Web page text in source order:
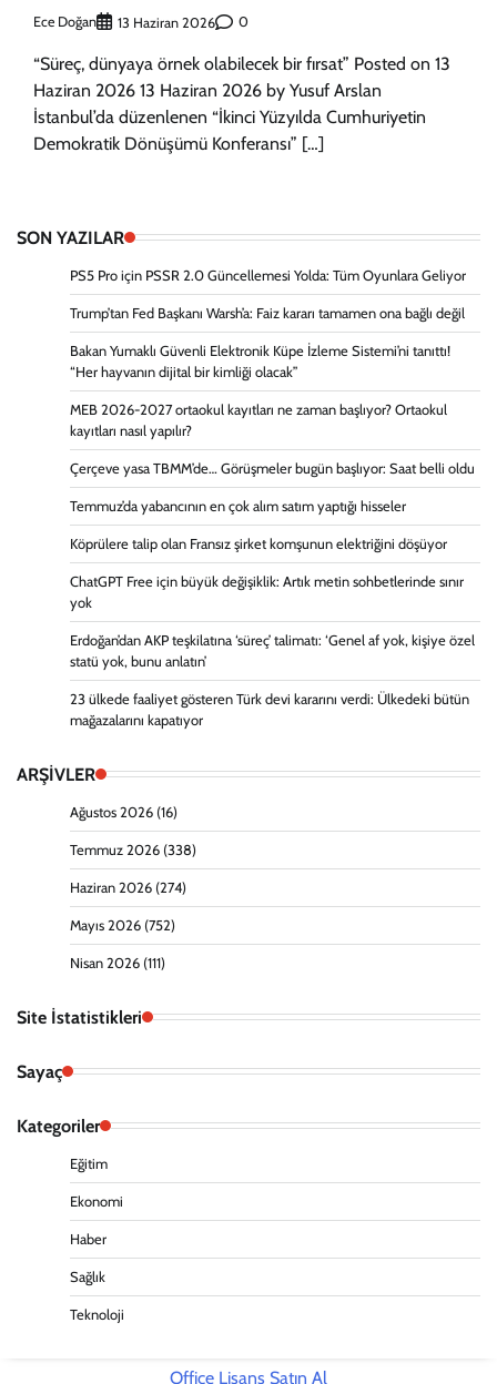
Ece Doğan 13 Haziran 2026 0
“Süreç, dünyaya örnek olabilecek bir fırsat” Posted on 13
Haziran 2026 13 Haziran 2026 by Yusuf Arslan
İstanbul’da düzenlenen “İkinci Yüzyılda Cumhuriyetin
Demokratik Dönüşümü Konferansı” […]
SON YAZILAR
PS5 Pro için PSSR 2.0 Güncellemesi Yolda: Tüm Oyunlara Geliyor
Trump’tan Fed Başkanı Warsh’a: Faiz kararı tamamen ona bağlı değil
Bakan Yumaklı Güvenli Elektronik Küpe İzleme Sistemi’ni tanıttı!
“Her hayvanın dijital bir kimliği olacak”
MEB 2026-2027 ortaokul kayıtları ne zaman başlıyor? Ortaokul
kayıtları nasıl yapılır?
Çerçeve yasa TBMM’de… Görüşmeler bugün başlıyor: Saat belli oldu
Temmuz’da yabancının en çok alım satım yaptığı hisseler
Köprülere talip olan Fransız şirket komşunun elektriğini döşüyor
ChatGPT Free için büyük değişiklik: Artık metin sohbetlerinde sınır
yok
Erdoğan’dan AKP teşkilatına ‘süreç’ talimatı: ‘Genel af yok, kişiye özel
statü yok, bunu anlatın’
23 ülkede faaliyet gösteren Türk devi kararını verdi: Ülkedeki bütün
mağazalarını kapatıyor
ARŞİVLER
Ağustos 2026 (16)
Temmuz 2026 (338)
Haziran 2026 (274)
Mayıs 2026 (752)
Nisan 2026 (111)
Site İstatistikleri
Sayaç
Kategoriler
Eğitim
Ekonomi
Haber
Sağlık
Teknoloji
Office Lisans Satın Al